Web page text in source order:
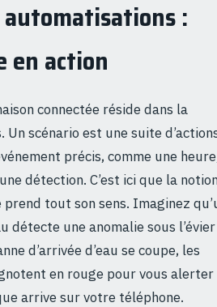
:
en action
connectée réside dans la
Un scénario est une suite
précis, comme une
détection. C’est ici que la
tout son sens. Imaginez
détecte une anomalie sous
d’arrivée d’eau se coupe, les
en rouge pour vous
arrive sur votre téléphone.